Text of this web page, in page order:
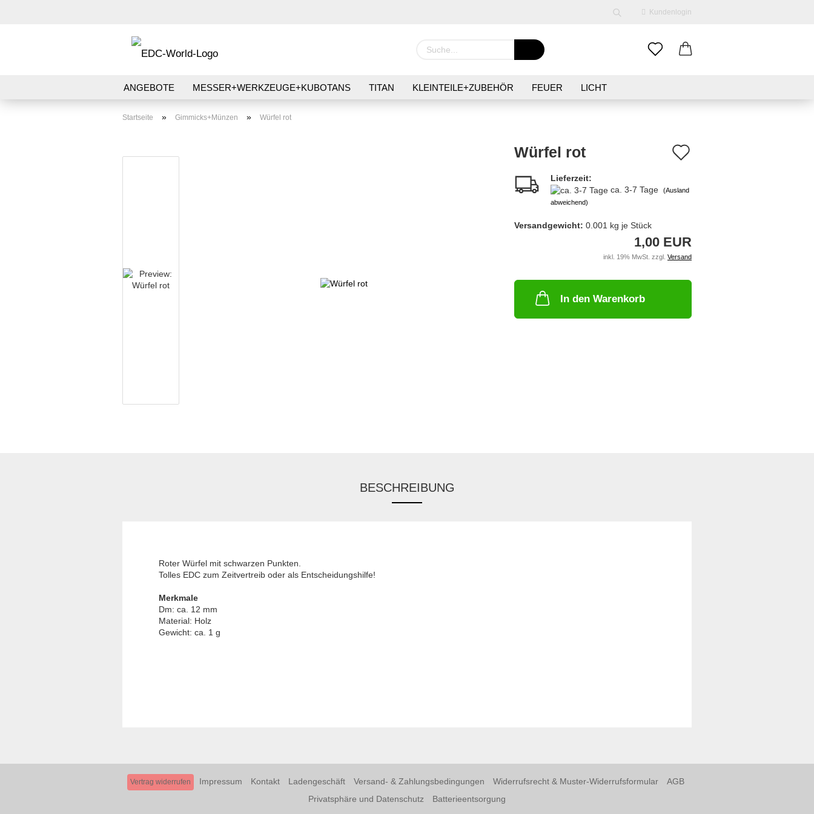
Kundenlogin
Konto erstellen
Passwort vergessen?
ANGEBOTE MESSER+WERKZEUGE+KUBOTANS
Marken
Kubotan mit
TITAN KLEINTEILE+ZUBEHÖR FEUER LICHT
Startseite » Gimmicks+Münzen » Würfel rot
Würfel rot
Lieferzeit:
ca. 3-7 Tage
(Ausland
abweichend)
Versandgewicht: 0.001 kg je Stück
1,00 EUR
inkl. 19% MwSt. zzgl. Versand
In den Warenkorb
BESCHREIBUNG
Roter Würfel mit schwarzen Punkten.
Tolles EDC zum Zeitvertreib oder als Entscheidungshilfe!
Merkmale
Dm: ca. 12 mm
Material: Holz
Gewicht: ca. 1 g
Vertrag widerrufen Impressum Kontakt Ladengeschäft Versand- & Zahlungsbedingungen Widerrufsrecht & Muster-Widerrufsformular
AGB
Privatsphäre und Datenschutz
Batterieentsorgung